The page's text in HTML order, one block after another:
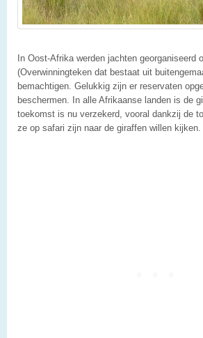
In Oost-Afrika werden jachten georganiseerd
(Overwinningteken dat bestaat uit
bemachtigen. Gelukkig zijn er reservaten
beschermen. In alle Afrikaanse landen is de
toekomst is nu verzekerd, vooral dankzij de
ze op safari zijn naar de giraffen willen kijken.